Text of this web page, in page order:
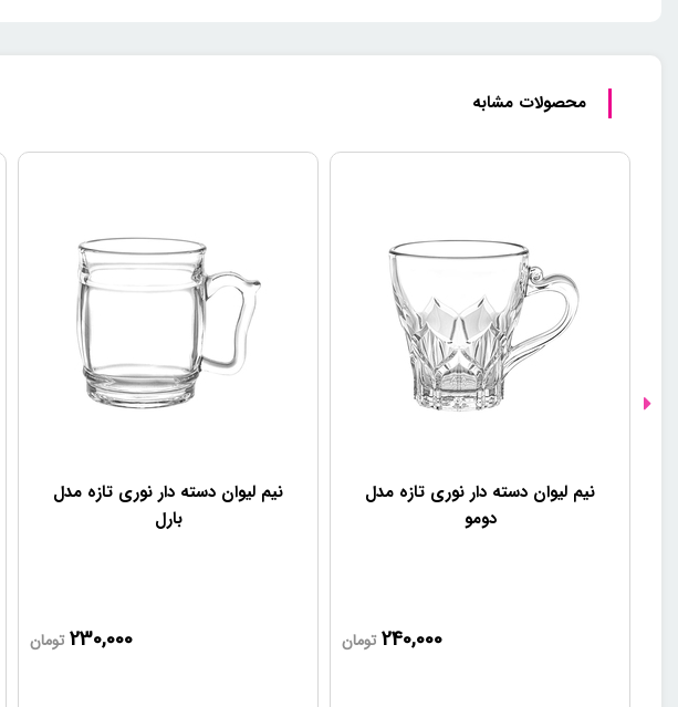
محصولات مشابه
نیم لیوان دسته دار نوری تازه مدل
دومو
240,000 تومان
نیم لیوان دسته دار نوری تازه مدل
بارل
230,000 تومان